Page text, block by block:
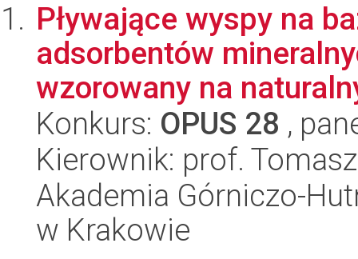
Pływające wyspy na
adsorbentów
wzorowany na
Konkurs: OPUS 28 ,
Kierownik: prof.
Akademia Górniczo-
w Krakowie